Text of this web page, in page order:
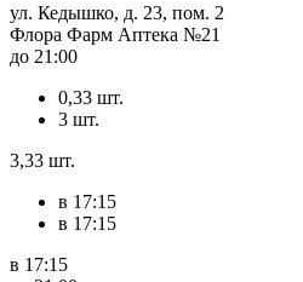
ул. Кедышко, д. 23, пом. 2
Флора Фарм Аптека №21
до 21:00
0,33 шт.
3 шт.
3,33 шт.
в 17:15
в 17:15
в 17:15